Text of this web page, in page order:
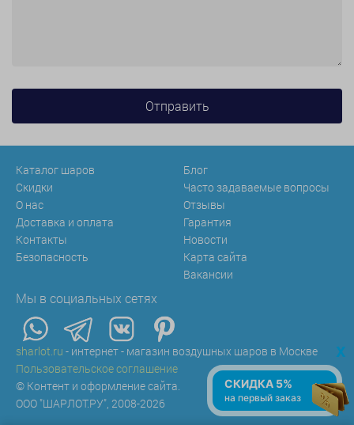
Каталог шаров
Скидки
О нас
Доставка и оплата
Контакты
Безопасность
Блог
Часто задаваемые вопросы
Отзывы
Гарантия
Новости
Карта сайта
Вакансии
Мы в социальных сетях
sharlot.ru - интернет - магазин воздушных шаров в Москве
Пользовательское соглашение
© Контент и оформление сайта.
ООО "ШАРЛОТ.РУ", 2008-2026
x
СКИДКА 5%
на первый заказ